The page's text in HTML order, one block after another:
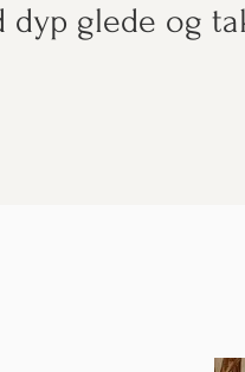
dyp glede og